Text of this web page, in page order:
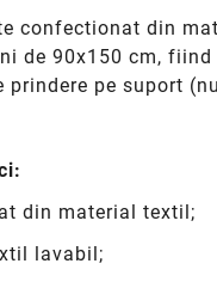
confectionat din
de 90x150 cm, fiind
prindere pe suport
din material textil;
lavabil;